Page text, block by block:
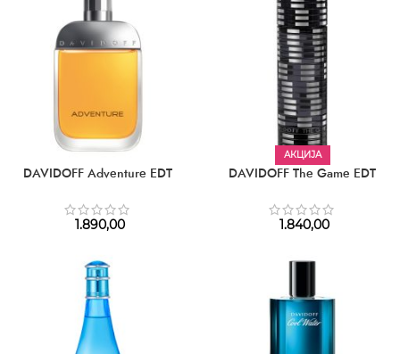
DAVIDOFF Adventure EDT
1.890,00
АКЦИЈА
DAVIDOFF The Game EDT
1.840,00